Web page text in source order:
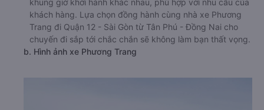
khung giờ khởi hành khác nhau, phù hợp với nhu cầu của
khách hàng. Lựa chọn đồng hành cùng nhà xe Phương
Trang đi Quận 12 - Sài Gòn từ Tân Phú - Đồng Nai cho
chuyến đi sắp tới chắc chắn sẽ không làm bạn thất vọng.
b. Hình ảnh xe Phương Trang